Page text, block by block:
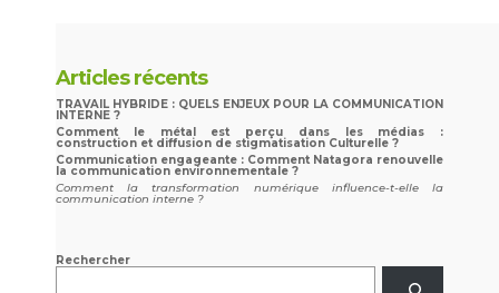
Articles récents
TRAVAIL HYBRIDE : QUELS ENJEUX POUR LA COMMUNICATION
INTERNE ?
Comment le métal est perçu dans les médias :
construction et diffusion de stigmatisation Culturelle ?
Communication engageante : Comment Natagora renouvelle
la communication environnementale ?
Comment la transformation numérique influence-t-elle la
communication interne ?
Rechercher